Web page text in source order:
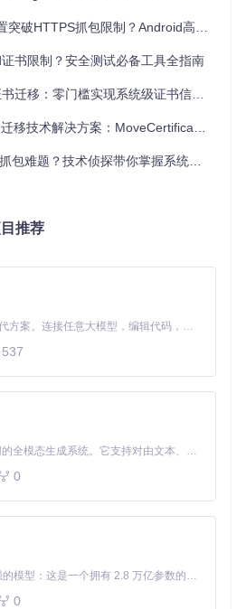
→「从本地安装」
择install.zip
点击「重启设备」
全设置」→「CA证书管理」
」选项
指纹与系统信任列表匹配
模块列表是否启用
装模块
验证
openssl文件权限
脚本修复
应用数据
分区挂载状态
抓包限制？Android高级网络调试指南
书限制？安全测试必备工具全指南
移：零门槛实现系统级证书信任指南
解决方案：MoveCertificate模块深度实践指南
？技术侦探带你掌握系统证书安装的终极方案
推荐
Claude Code 的开源替代方案。连接任意大模型，编辑代码，运行命令，自动验证 — 全自动执行。用 Rust 构建，极致性能。 ｜ An open-source alternative to Claude Code. Connect any LLM, edit code, run commands, and verify changes — autonomously. Built in Rust for speed. Get Started
537
MiniMax H3 是一个通用的全模态生成系统。它支持对由文本、图像、视频和音频组成的多模态上下文进行统一理解，并能生成分辨率高达 2K、时长可达 15 秒的带原生立体声音频的视频。得益于面向任务泛化的系统设计，H3 在预训练阶段就已具备广泛的多模态上下文理解与生成能力，能够出色地执行复杂的多模态指令。
0
Kimi K3 是Kimi能力最强的模型：这是一个拥有 2.8 万亿参数的混合专家（MoE）模型，具备原生视觉理解能力，并支持 100 万 token 的上下文窗口。
0